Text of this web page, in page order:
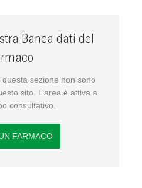
Banca dati del
sezione non sono
sito. L’area è attiva a
consultativo.
FARMACO